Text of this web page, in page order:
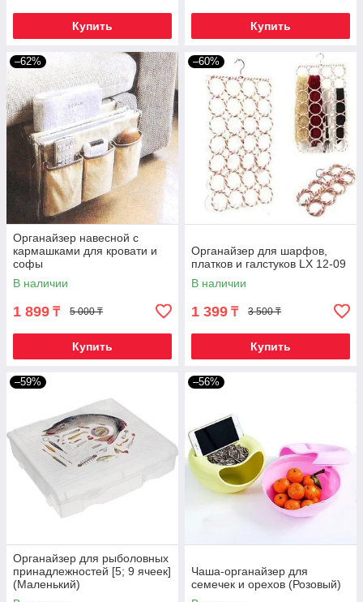
Купить Купить
–62%
Органайзер навесной с
кармашками для кровати и
софы
В наличии
1 899 ₸ 5 000 ₸
Купить
–60%
Органайзер для шарфов,
платков и галстуков LX 12-09
В наличии
1 399 ₸ 3 500 ₸
Купить
–59%
Органайзер для рыболовных
принадлежностей [5; 9 ячеек]
(Маленький)
–56%
Чаша-органайзер для
семечек и орехов (Розовый)